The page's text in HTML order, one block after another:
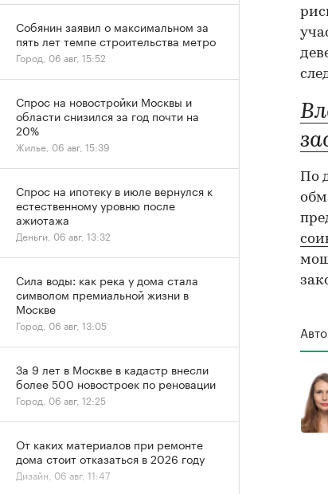
По
Собянин заявил о максимальном за
пять лет темпе строительства метро
Город, 06 авг, 15:52
Спрос на новостройки Москвы и
области снизился за год почти на
20%
Жилье, 06 авг, 15:39
Спрос на ипотеку в июле вернулся к
естественному уровню после
ажиотажа
Деньги, 06 авг, 13:32
Сила воды: как река у дома стала
символом премиальной жизни в
Москве
Город, 06 авг, 13:05
За 9 лет в Москве в кадастр внесли
более 500 новостроек по реновации
Город, 06 авг, 12:25
От каких материалов при ремонте
дома стоит отказаться в 2026 году
Дизайн, 06 авг, 11:47